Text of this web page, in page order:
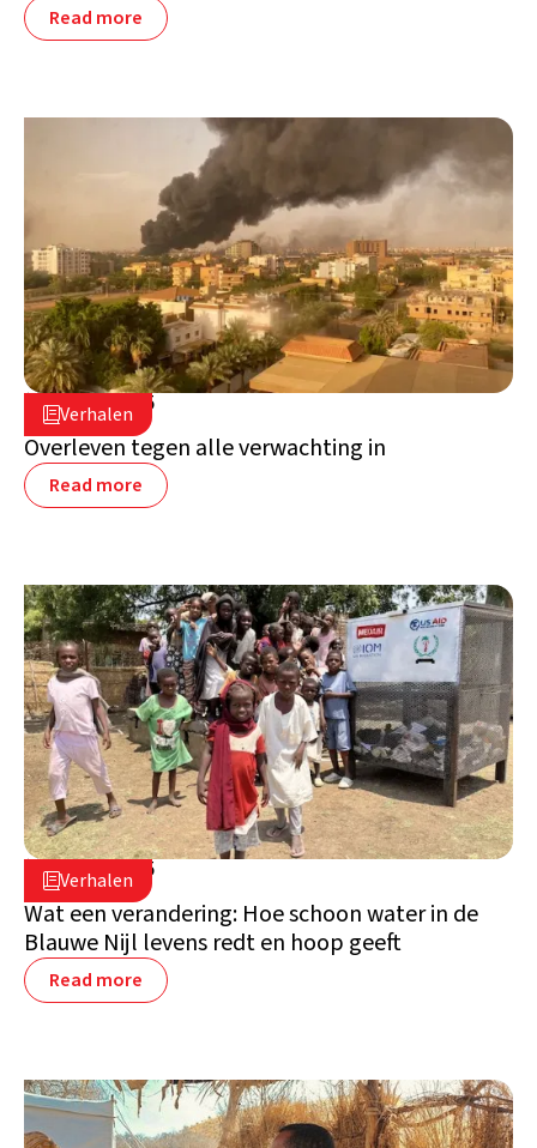
Read more
Verhalen
15 april 2025
Soedan
Overleven tegen alle verwachting in
Read more
Verhalen
15 april 2025
Soedan
Wat een verandering: Hoe schoon water in de
Blauwe Nijl levens redt en hoop geeft
Read more